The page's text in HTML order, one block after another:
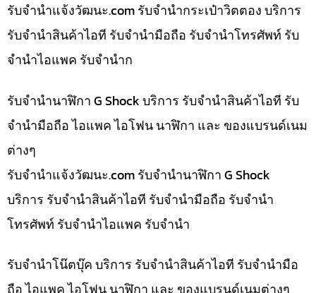
รับจํานําแจ้งวัฒนะ.com รับจำนำกระเป๋าวิตตอง บริการ
รับจำนำสินค้าไอที รับจำนำมือถือ รับจำนำโทรศัพท์ รับ
จำนำไอแพค รับจำนำก
รับจำนำนาฬิกา G Shock บริการ รับจำนำสินค้าไอที รับ
จำนำมือถือ ไอแพค ไอโฟน นาฬิกา และ ของแบรนด์เนม
ต่างๆ
รับจํานําแจ้งวัฒนะ.com รับจำนำนาฬิกา G Shock
บริการ รับจำนำสินค้าไอที รับจำนำมือถือ รับจำนำ
โทรศัพท์ รับจำนำไอแพค รับจำนำ
รับจำนำโน๊ตบุ๊ค บริการ รับจำนำสินค้าไอที รับจำนำมือ